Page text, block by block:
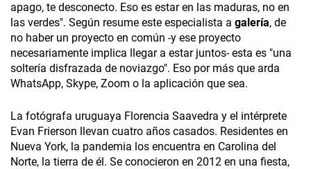
apago, te desconecto. Eso es estar en las maduras, no en
las verdes". Según resume este especialista a galería, de
no haber un proyecto en común -y ese proyecto
necesariamente implica llegar a estar juntos- esta es "una
soltería disfrazada de noviazgo". Eso por más que arda
WhatsApp, Skype, Zoom o la aplicación que sea.
La fotógrafa uruguaya Florencia Saavedra y el intérprete
Evan Frierson llevan cuatro años casados. Residentes en
Nueva York, la pandemia los encuentra en Carolina del
Norte, la tierra de él. Se conocieron en 2012 en una fiesta,